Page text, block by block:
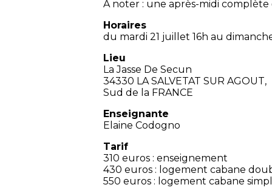
A noter : une après-midi
Horaires
du mardi 21 juillet 16h au
Lieu
La Jasse De Secun
34330 LA SALVETAT SUR AGOUT,
Sud de la FRANCE
Enseignante
Elaine Codogno
Tarif
310 euros : enseignement
430 euros : logement cabane
550 euros : logement cabane